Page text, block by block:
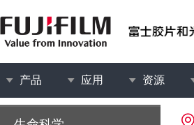
产品 应用 资源